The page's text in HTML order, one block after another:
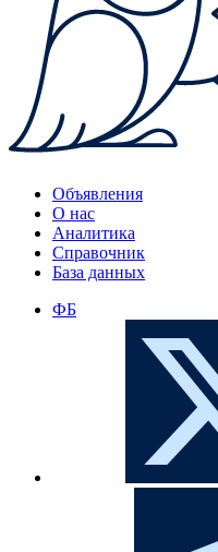
Объявления
О нас
Аналитика
Справочник
База данных
ФБ